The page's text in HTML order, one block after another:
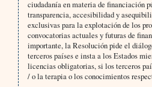
ciudadanía en materia de financiación
transparencia, accesibilidad y
exclusivas para la explotación de los
convocatorias actuales y futuras de
importante, la Resolución pide el
terceros países e insta a los Estados
licencias obligatorias, si los terceros
/ o la terapia o los conocimientos